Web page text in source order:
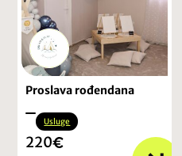
Proslava rođendana
Usluge
220